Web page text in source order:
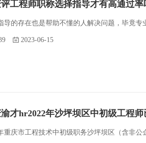
工程师职称选择指导才有高通过率
导的存在也是帮助不懂的人解决问题，毕竟专
2023-06-15
才hr2022年沙坪坝区中初级工程
重庆市工程技术中初级职务沙坪坝区（含非公